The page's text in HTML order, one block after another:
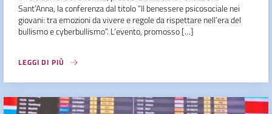
Sant’Anna, la conferenza dal titolo “Il benessere psicosociale nei
giovani: tra emozioni da vivere e regole da rispettare nell’era del
bullismo e cyberbullismo”. L’evento, promosso […]
LEGGI DI PIÙ